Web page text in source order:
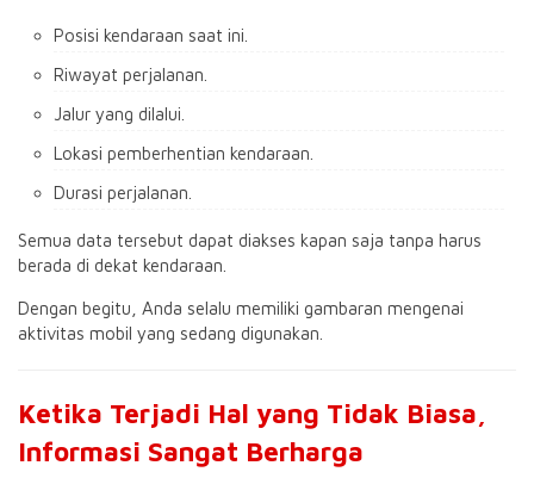
Posisi kendaraan saat ini.
Riwayat perjalanan.
Jalur yang dilalui.
Lokasi pemberhentian kendaraan.
Durasi perjalanan.
Semua data tersebut dapat diakses kapan saja tanpa harus
berada di dekat kendaraan.
Dengan begitu, Anda selalu memiliki gambaran mengenai
aktivitas mobil yang sedang digunakan.
Ketika Terjadi Hal yang Tidak Biasa,
Informasi Sangat Berharga